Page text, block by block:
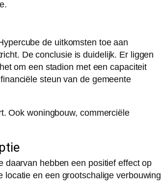
de uitkomsten toe aan
De conclusie is duidelijk. Er liggen
om een stadion met een capaciteit
steun van de gemeente
Ook woningbouw, commerciële
daarvan hebben een positief effect op
locatie en een grootschalige verbouwing